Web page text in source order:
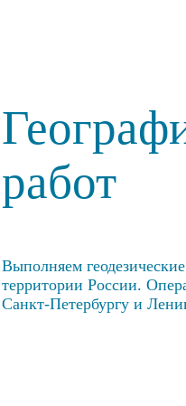
работ
Выполняем
территории России.
Санкт-Петербургу и